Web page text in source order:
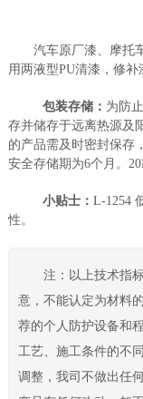
汽车原厂漆、摩托
用两液型PU清漆，修补
包装存储： 为防
存并储存于远离热源及
的产品需及时密封保存
安全存储期为6个月。
小贴士： L-1254
性。
注：以上技术指
意，不能认定为材料
荐的个人防护设备和
工艺、施工条件的不
调整，我司不做出任